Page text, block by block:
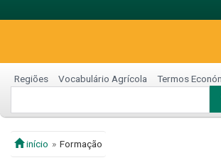
Regiões Vocabulário Agrícola Termos
início Formação